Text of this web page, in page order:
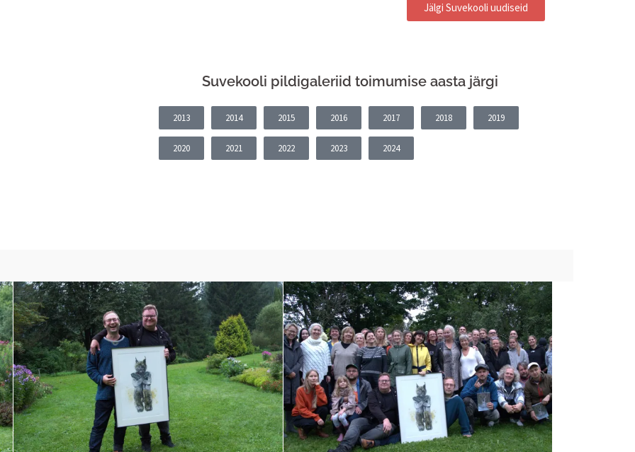
Jälgi Suvekooli uudiseid
Suvekooli pildigaleriid toimumise aasta järgi
2013 2014 2015 2016 2017 2018 2019
2020 2021 2022 2023 2024